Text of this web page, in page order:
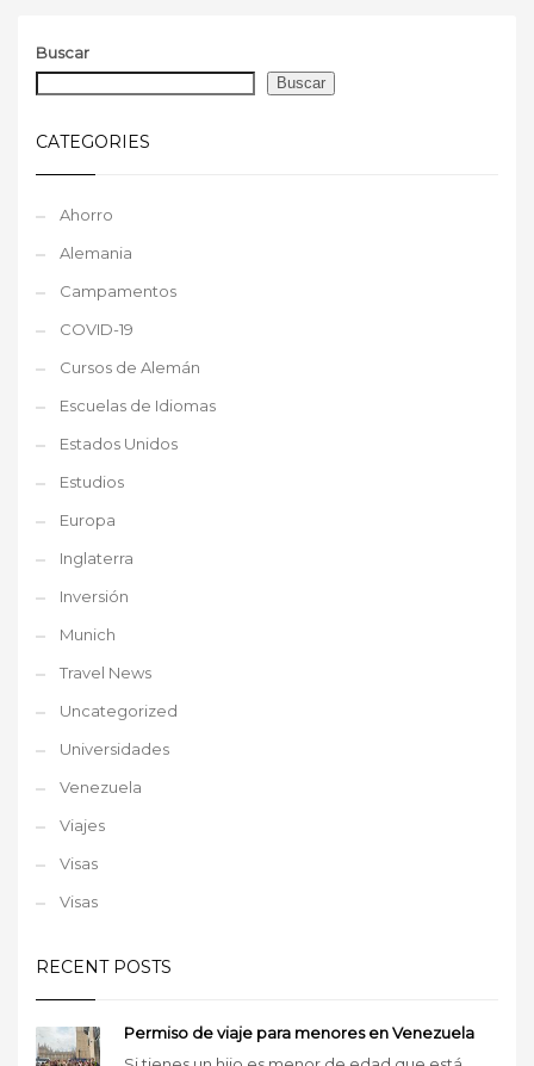
Buscar
Buscar
CATEGORIES
Ahorro
Alemania
Campamentos
COVID-19
Cursos de Alemán
Escuelas de Idiomas
Estados Unidos
Estudios
Europa
Inglaterra
Inversión
Munich
Travel News
Uncategorized
Universidades
Venezuela
Viajes
Visas
Visas
RECENT POSTS
Permiso de viaje para menores en Venezuela